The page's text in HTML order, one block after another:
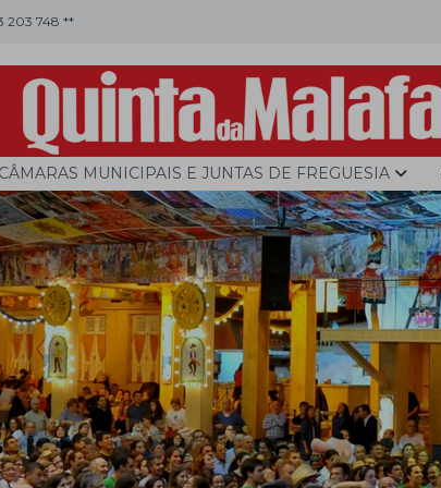
203 748 **
CÂMARAS MUNICIPAIS E JUNTAS DE FREGUESIA